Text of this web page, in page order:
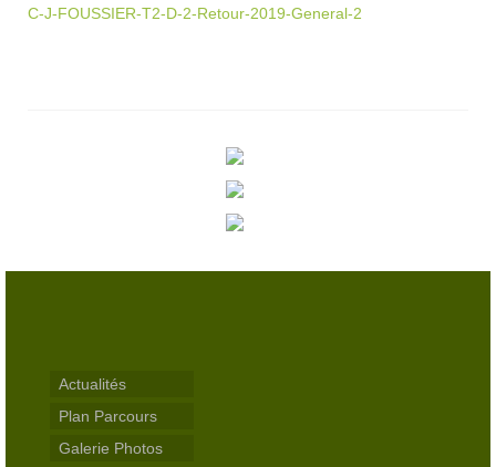
Trou n°9
Actualités
C-J-FOUSSIER-T2-D-2-Retour-2019-General-2
Actualités
Plan Parcours
Galerie Photos